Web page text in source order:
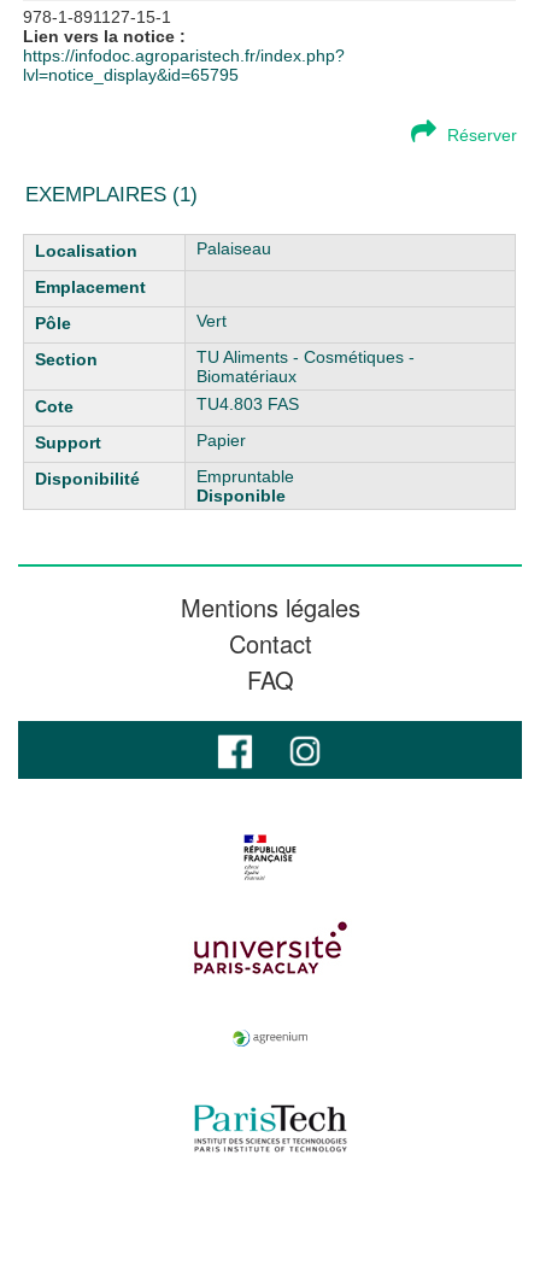
978-1-891127-15-1
Lien vers la notice :
https://infodoc.agroparistech.fr/index.php?
lvl=notice_display&id=65795
Réserver
EXEMPLAIRES (1)
Liste des exemplaires Palaiseau
Vert
TU Aliments - Cosmétiques -
Biomatériaux
TU4.803 FAS
Papier
Empruntable
Disponible
Mentions légales
Contact
FAQ